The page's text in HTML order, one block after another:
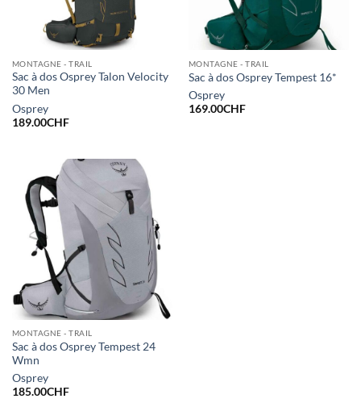
MONTAGNE - TRAIL
Sac à dos Osprey Talon Velocity
30 Men
Osprey
189.00CHF
MONTAGNE - TRAIL
Sac à dos Osprey Tempest 16*
Osprey
169.00CHF
MONTAGNE - TRAIL
Sac à dos Osprey Tempest 24
Wmn
Osprey
185.00CHF